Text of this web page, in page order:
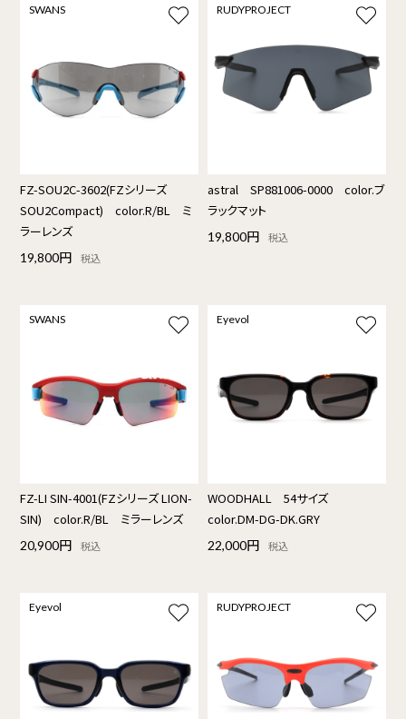
SWANS
FZ-SOU2C-3602(FZシリーズ
SOU2Compact) color.R/BL ミ
ラーレンズ
19,800円 税込
RUDYPROJECT
astral SP881006-0000 color.ブ
ラックマット
19,800円 税込
SWANS
FZ-LI SIN-4001(FZシリーズ LION-
SIN) color.R/BL ミラーレンズ
20,900円 税込
Eyevol
WOODHALL 54サイズ
color.DM-DG-DK.GRY
22,000円 税込
Eyevol RUDYPROJECT